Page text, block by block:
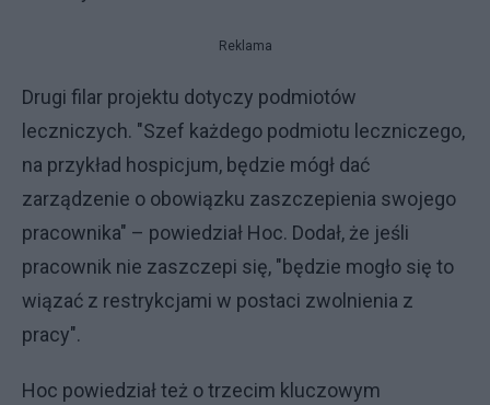
Reklama
Drugi filar projektu dotyczy podmiotów
leczniczych. "Szef każdego podmiotu leczniczego,
na przykład hospicjum, będzie mógł dać
zarządzenie o obowiązku zaszczepienia swojego
pracownika" – powiedział Hoc. Dodał, że jeśli
pracownik nie zaszczepi się, "będzie mogło się to
wiązać z restrykcjami w postaci zwolnienia z
pracy".
Hoc powiedział też o trzecim kluczowym